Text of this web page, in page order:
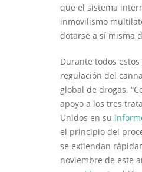
que el sistema
inmovilismo
dotarse a sí misma
Durante todos
regulación del
global de drogas.
apoyo a los tres
Unidos en su
el principio del
se extiendan
noviembre de este